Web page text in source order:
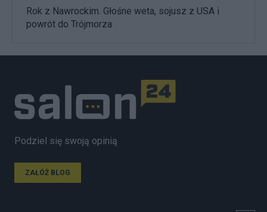
Rok z Nawrockim. Głośne weta, sojusz z USA i
powrót do Trójmorza
Podziel się swoją opinią
ZAŁÓŻ BLOG